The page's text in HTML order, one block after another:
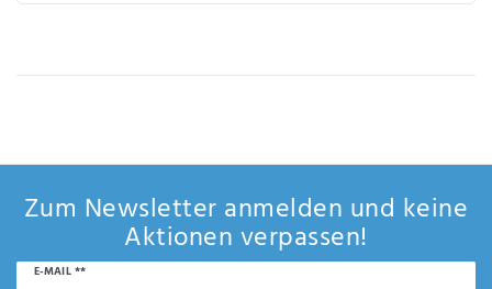
Zum Newsletter anmelden und keine
Aktionen verpassen!
E-MAIL **
Newsletter